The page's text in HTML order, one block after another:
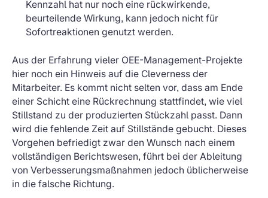
Kennzahl hat nur noch eine rückwirkende,
beurteilende Wirkung, kann jedoch nicht für
Sofortreaktionen genutzt werden.
Aus der Erfahrung vieler OEE-Management-Projekte
hier noch ein Hinweis auf die Cleverness der
Mitarbeiter. Es kommt nicht selten vor, dass am Ende
einer Schicht eine Rückrechnung stattfindet, wie viel
Stillstand zu der produzierten Stückzahl passt. Dann
wird die fehlende Zeit auf Stillstände gebucht. Dieses
Vorgehen befriedigt zwar den Wunsch nach einem
vollständigen Berichtswesen, führt bei der Ableitung
von Verbesserungsmaßnahmen jedoch üblicherweise
in die falsche Richtung.